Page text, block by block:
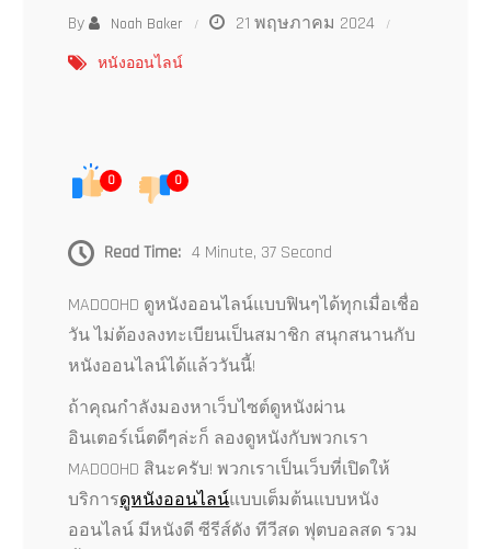
By Noah Baker 21 พฤษภาคม 2024
หนังออนไลน์
0 0
Read Time: 4 Minute, 37 Second
MADOOHD ดูหนังออนไลน์แบบฟินๆได้ทุกเมื่อเชื่อ
วัน ไม่ต้องลงทะเบียนเป็นสมาชิก สนุกสนานกับ
หนังออนไลน์ได้แล้ววันนี้!
ถ้าคุณกำลังมองหาเว็บไซต์ดูหนังผ่าน
อินเตอร์เน็ตดีๆล่ะก็ ลองดูหนังกับพวกเรา
MADOOHD สินะครับ! พวกเราเป็นเว็บที่เปิดให้
บริการดูหนังออนไลน์แบบเต็มต้นแบบหนัง
ออนไลน์ มีหนังดี ซีรีส์ดัง ทีวีสด ฟุตบอลสด รวม